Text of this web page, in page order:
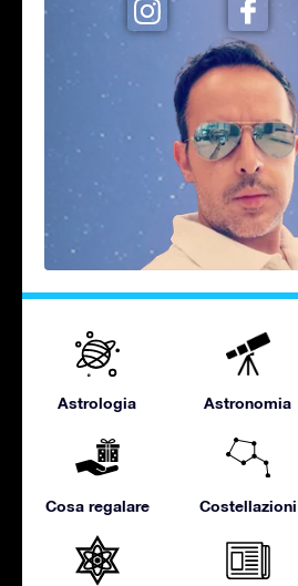
Astrologia Astronomia
Cosa regalare Costellazioni